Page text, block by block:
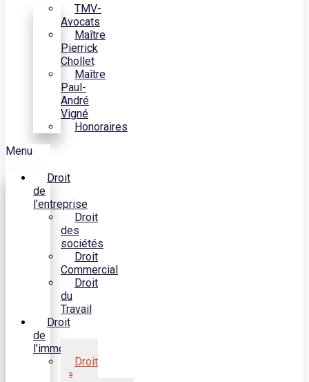
TMV-
Avocats
Maître
Pierrick
Chollet
Maître
Paul-
André
Vigné
Honoraires
Menu
Droit
de
l’entreprise
Droit
des
sociétés
Droit
Commercial
Droit
du
Travail
Droit
de
l’immobilier
Droit
de